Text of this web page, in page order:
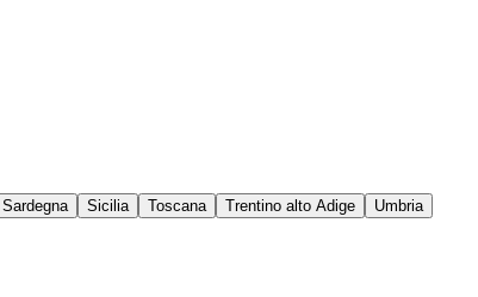
Sardegna Sicilia Toscana Trentino alto Adige
Umbria